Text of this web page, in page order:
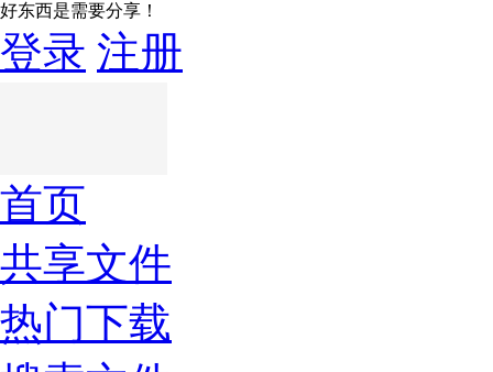
好东西是需要分享！
登录 注册
首页
共享文件
热门下载